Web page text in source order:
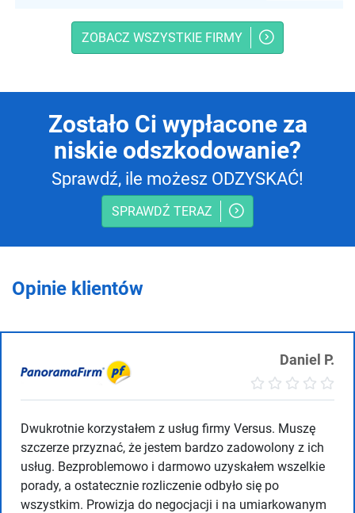
ZOBACZ WSZYSTKIE FIRMY
Zostało Ci wypłacone za
niskie odszkodowanie?
Sprawdź, ile możesz ODZYSKAĆ!
SPRAWDŹ TERAZ
Opinie klientów
Daniel P.
Dwukrotnie korzystałem z usług firmy Versus. Muszę
szczerze przyznać, że jestem bardzo zadowolony z ich
usług. Bezproblemowo i darmowo uzyskałem wszelkie
porady, a ostatecznie rozliczenie odbyło się po
wszystkim. Prowizja do negocjacji i na umiarkowanym